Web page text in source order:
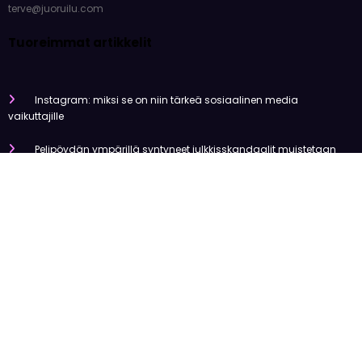
terve@juoruilu.com
Tuoreimmat artikkelit
Instagram: miksi se on niin tärkeä sosiaalinen media
vaikuttajille
Pelipöydän ympärillä syntyneet julkkisskandaalit muistetaan